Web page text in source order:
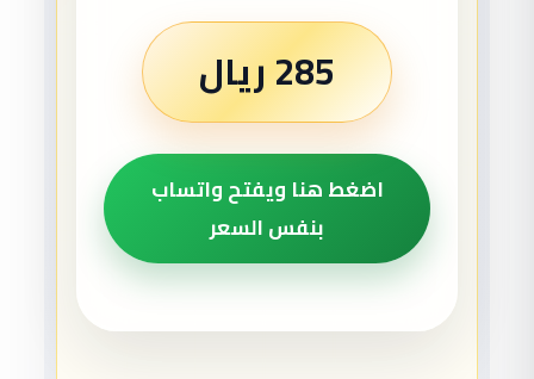
285 ريال
اضغط هنا ويفتح واتساب
بنفس السعر